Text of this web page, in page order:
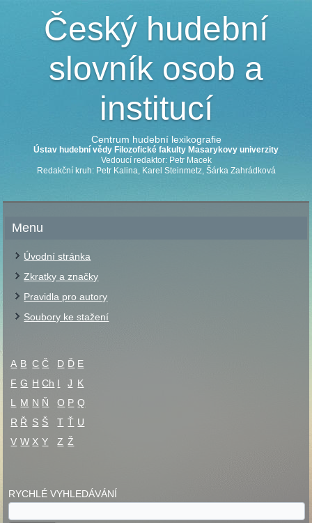
Český hudební
slovník osob a
institucí
Centrum hudební lexikografie
Ústav hudební vědy Filozofické fakulty Masarykovy univerzity
Vedoucí redaktor: Petr Macek
Redakční kruh: Petr Kalina, Karel Steinmetz, Šárka Zahrádková
Menu
Úvodní stránka
Zkratky a značky
Pravidla pro autory
Soubory ke stažení
A B C Č D Ď E
F G H Ch I J K
L
M N Ň O P Q
R Ř S Š T Ť U
V W X Y Z Ž
RYCHLÉ VYHLEDÁVÁNÍ